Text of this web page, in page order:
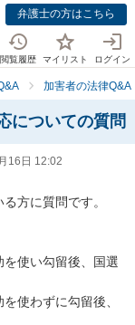
弁護士の方はこちら
閲覧履歴 マイリスト ログイン
加害者の法律Q&A
についての質問
16日 12:02
方に質問です。
使い勾留後、国選
使わずに勾留後、